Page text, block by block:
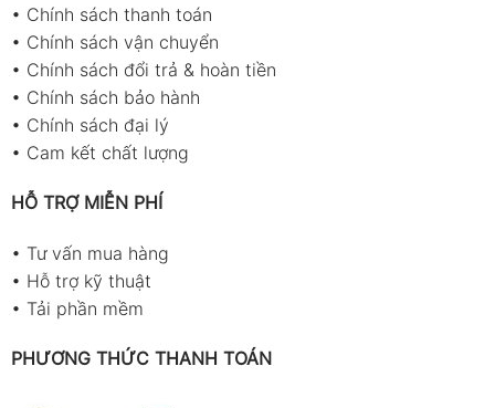
• Chính sách thanh toán
• Chính sách vận chuyển
• Chính sách đổi trả & hoàn tiền
• Chính sách bảo hành
• Chính sách đại lý
• Cam kết chất lượng
HỖ TRỢ MIỄN PHÍ
• Tư vấn mua hàng
• Hỗ trợ kỹ thuật
• Tải phần mềm
PHƯƠNG THỨC THANH TOÁN